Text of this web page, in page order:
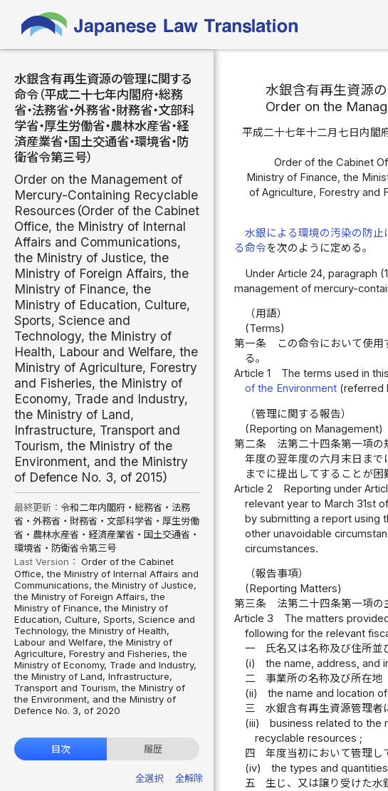
水銀含有再生資源の管理に関する
命令（平成二十七年内閣府・総務
省・法務省・外務省・財務省・文部科
学省・厚生労働省・農林水産省・経
済産業省・国土交通省・環境省・防
衛省令第三号）
Order on the Management of
Mercury-Containing Recyclable
Resources（Order of the Cabinet
Office, the Ministry of Internal
Affairs and Communications,
the Ministry of Justice, the
Ministry of Foreign Affairs, the
Ministry of Finance, the
Ministry of Education, Culture,
Sports, Science and
Technology, the Ministry of
Health, Labour and Welfare, the
Ministry of Agriculture, Forestry
and Fisheries, the Ministry of
Economy, Trade and Industry,
the Ministry of Land,
Infrastructure, Transport and
Tourism, the Ministry of the
Environment, and the Ministry
of Defence No. 3, of 2015）
最終更新： 令和二年内閣府・総務省・法務
省・外務省・財務省・文部科学省・厚生労働
省・農林水産省・経済産業省・国土交通省・
環境省・防衛省令第三号
Last Version： Order of the Cabinet
Office, the Ministry of Internal Affairs and
Communications, the Ministry of Justice,
the Ministry of Foreign Affairs, the
Ministry of Finance, the Ministry of
Education, Culture, Sports, Science and
Technology, the Ministry of Health,
Labour and Welfare, the Ministry of
Agriculture, Forestry and Fisheries, the
Ministry of Economy, Trade and Industry,
the Ministry of Land, Infrastructure,
Transport and Tourism, the Ministry of
the Environment, and the Ministry of
Defence No. 3, of 2020
目次 履歴
全選択 全解除
水銀含有再生資源
Order on the
平成二十七年十二月七日内閣
Order of the Cabinet
Ministry of Finance, the
of Agriculture, Forestry and
水銀による環境の汚染の防止
る命令を次のように定める。
Under Article 24, paragraph
management of mercury-
（用語）
(Terms)
第一条
この命令において使用
る。
Article 1
The terms used in
of the Environment(referred
（管理に関する報告）
(Reporting on Management)
第二条
法第二十四条第一項
年度の翌年度の六月末日ま
までに提出してすることが
Article 2
Reporting under
relevant year to March 31st
by submitting a report using
other unavoidable
circumstances.
（報告事項）
(Reporting Matters)
第三条
法第二十四条第一項の
Article 3
The matters
following for the relevant
一
氏名又は名称及び住所並
(i)
the name, address, and
二
事業所の名称及び所在地
(ii)
the name and location
三
水銀含有再生資源管理者
(iii)
business related to the
recyclable resources ;
四
年度当初において管理し
(iv)
the types and
五
生じ、又は譲り受けた水